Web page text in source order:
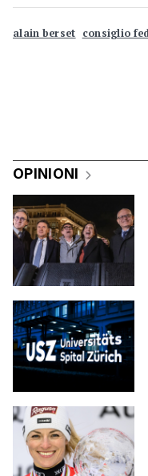
alain berset consiglio
OPINIONI